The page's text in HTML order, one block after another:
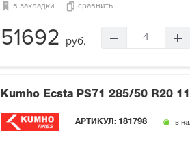
в закладки сравнить
51692 руб. 4
Kumho Ecsta PS71 285/50 R20
АРТИКУЛ: 181798 в